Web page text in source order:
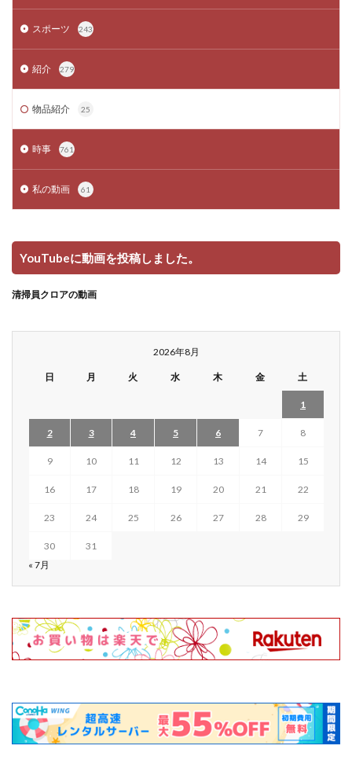
スポーツ 243
紹介 279
物品紹介 25
時事 761
私の動画 61
YouTubeに動画を投稿しました。
清掃員クロアの動画
2026年8月
日 月 火 水 木 金 土
1
2 3 4 5 6 7 8
9 10 11 12 13 14 15
16 17 18 19 20 21 22
23 24 25 26 27 28 29
30
31
« 7月